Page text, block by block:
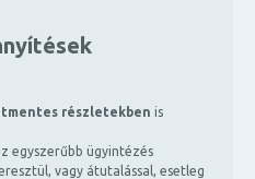
részletekben is
egyszerűbb ügyintézés
vagy átutalással, esetleg